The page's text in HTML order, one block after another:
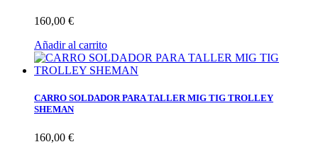
160,00 €
Añadir al carrito
CARRO SOLDADOR PARA TALLER MIG TIG TROLLEY
SHEMAN
160,00 €